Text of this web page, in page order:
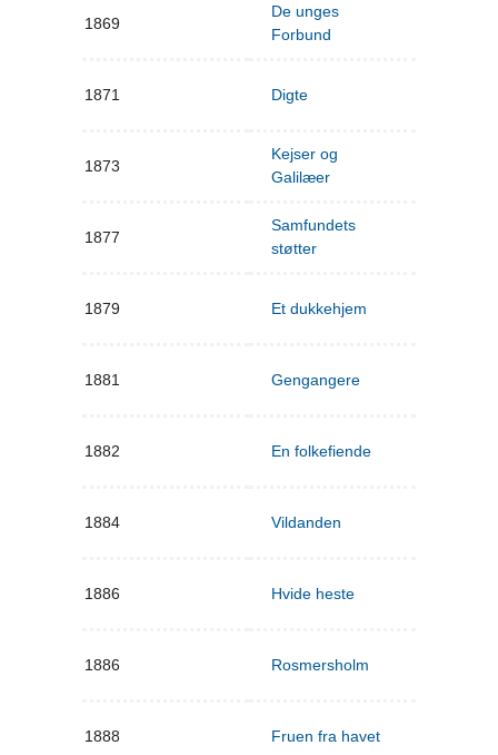
1869
De unges
Forbund
1871 Digte
1873
Kejser og
Galilæer
1877
Samfundets
støtter
1879 Et dukkehjem
1881 Gengangere
1882 En folkefiende
1884 Vildanden
1886 Hvide heste
1886 Rosmersholm
1888 Fruen fra havet